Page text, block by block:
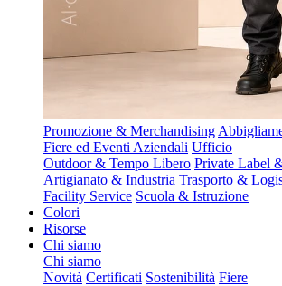
Promozione & Merchandising
Fiere ed Eventi Aziendali Ufficio
Outdoor & Tempo Libero Private Label
Artigianato & Industria Trasporto &
Facility Service Scuola & Istruzione
Colori
Risorse
Chi siamo
Chi siamo
Novità Certificati Sostenibilità Fiere